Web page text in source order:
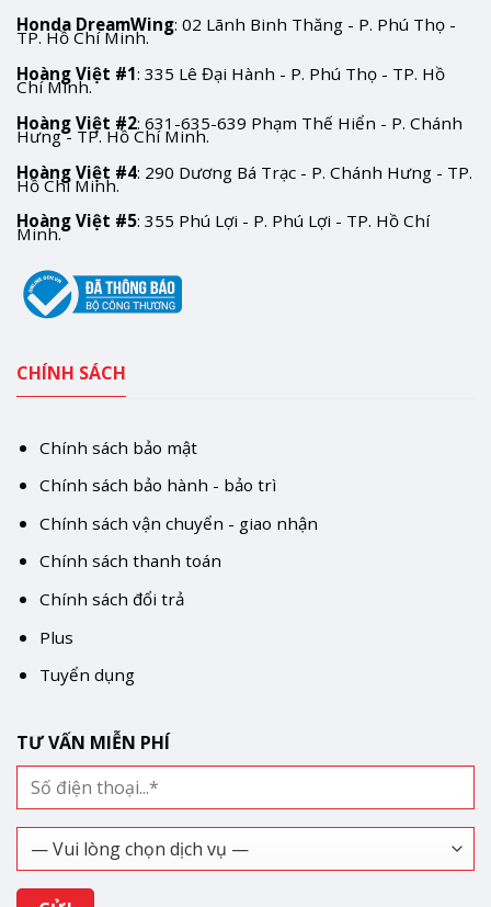
Honda DreamWing: 02 Lãnh Binh Thăng - P. Phú Thọ -
TP. Hồ Chí Minh.
Hoàng Việt #1: 335 Lê Đại Hành - P. Phú Thọ - TP. Hồ
Chí Minh.
Hoàng Việt #2: 631-635-639 Phạm Thế Hiển - P. Chánh
Hưng - TP. Hồ Chí Minh.
Hoàng Việt #4: 290 Dương Bá Trạc - P. Chánh Hưng - TP.
Hồ Chí Minh.
Hoàng Việt #5: 355 Phú Lợi - P. Phú Lợi - TP. Hồ Chí
Minh.
CHÍNH SÁCH
Chính sách bảo mật
Chính sách bảo hành - bảo trì
Chính sách vận chuyển - giao nhận
Chính sách thanh toán
Chính sách đổi trả
Plus
Tuyển dụng
TƯ VẤN MIỄN PHÍ